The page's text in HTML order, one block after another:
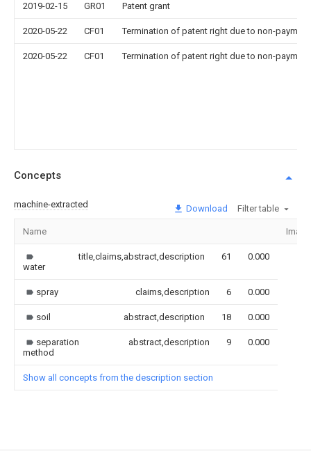
2019-02-15 GR01 Patent grant
2020-05-22 CF01 Termination of patent right due to non-
2020-05-22 CF01 Termination of patent right due to non-
Concepts
machine-extracted Download Filter table
Name Image
water
title,claims,abstract,description 61 0.000
spray claims,description 6 0.000
soil abstract,description 18 0.000
separation
method
abstract,description 9 0.000
Show all concepts from the description section